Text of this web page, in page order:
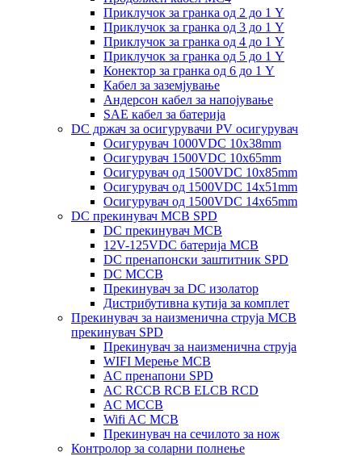
Приклучок за гранка од 2 до 1 Y
Приклучок за гранка од 3 до 1 Y
Приклучок за гранка од 4 до 1 Y
Приклучок за гранка од 5 до 1 Y
Конектор за гранка од 6 до 1 Y
Кабел за заземјување
Андерсон кабел за напојување
SAE кабел за батерија
DC држач за осигурувачи PV осигурувач
Осигурувач 1000VDC 10x38mm
Осигурувач 1500VDC 10x65mm
Осигурувач од 1500VDC 10x85mm
Осигурувач од 1500VDC 14x51mm
Осигурувач од 1500VDC 14x65mm
DC прекинувач MCB SPD
DC прекинувач MCB
12V-125VDC батерија MCB
DC пренапонски заштитник SPD
DC MCCB
Прекинувач за DC изолатор
Дистрибутивна кутија за комплет
Прекинувач за наизменична струја MCB
прекинувач SPD
Прекинувач за наизменична струја
WIFI Мерење MCB
AC пренапони SPD
AC RCCB RCB ELCB RCD
AC MCCB
Wifi AC MCB
Прекинувач на сечилото за нож
Контролор за соларни полнење